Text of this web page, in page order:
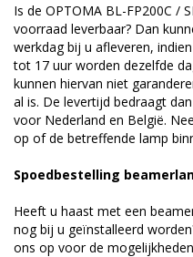
Is de OPTOMA BL-FP200C /
voorraad leverbaar? Dan
werkdag bij u afleveren,
tot 17 uur worden dezelfde
kunnen hiervan niet
al is. De levertijd bedraagt
voor Nederland en België.
op of de betreffende lamp
Spoedbestelling
Heeft u haast met een
nog bij u geïnstalleerd
ons op voor de